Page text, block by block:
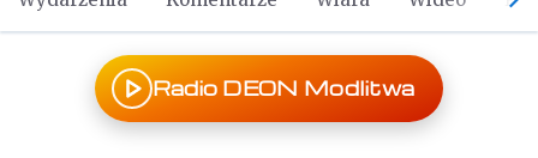
Radio DEON Modlitwa